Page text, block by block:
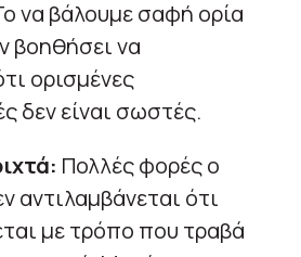
να βάλουμε σαφή ορία
βοηθήσει να
ορισμένες
δεν είναι σωστές.
Πολλές φορές ο
αντιλαμβάνεται ότι
με τρόπο που τραβά